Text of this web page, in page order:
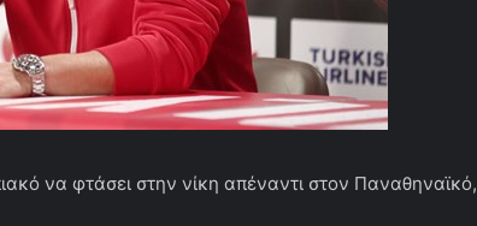
να φτάσει στην νίκη απέναντι στον Παναθηναϊκό,